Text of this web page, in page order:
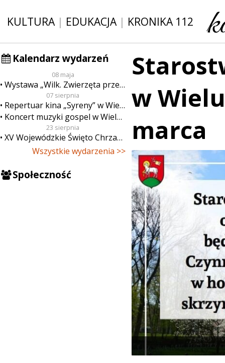
KULTURA| EDUKACJA| KRONIKA 112
Kalendarz wydarzeń
08 maja
Wystawa „Wilk. Zwierzęta przeklęte”
07 sierpnia
Repertuar kina „Syreny” w Wieluniu w dn. od 7 do 13 sierpnia
Koncert muzyki gospel w Wieluniu
23 sierpnia
XV Wojewódzkie Święto Chrzanu
Wszystkie wydarzenia >>
Społeczność
w
marca